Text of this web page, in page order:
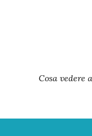
Cosa vedere